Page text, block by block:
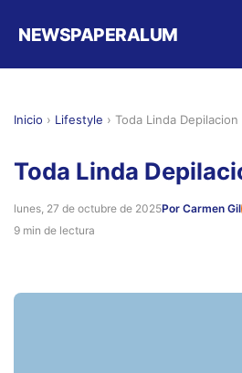
NEWSPAPERALUM
Inicio › Lifestyle › Toda Linda Depilacion
Toda Linda
lunes, 27 de octubre de 2025Por Carmen Gil
9 min de lectura